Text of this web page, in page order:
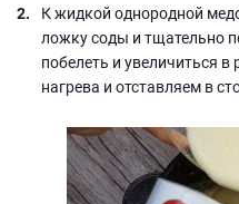
К жидкой однородной
ложку соды и тщательно
побелеть и увеличиться
нагрева и отставляем в